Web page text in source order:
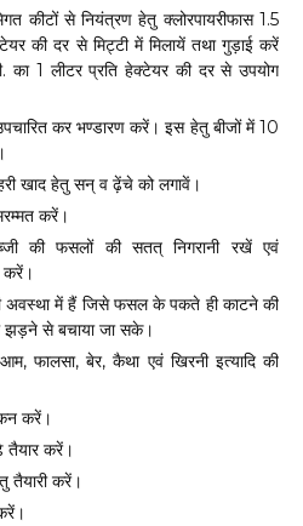
कीटों से नियंत्रण हेतु क्लोरपायरीफास 1.5
की दर से मिट्टी में मिलायें तथा गुड़ाई करें
का 1 लीटर प्रति हेक्टेयर की दर से उपयोग
उपचारित कर भण्डारण करें। इस हेतु बीजों में 10
खाद हेतु सन् व ढ़ेंचे को लगावें।
करें।
की फसलों की सतत् निगरानी रखें एवं
करें।
अवस्था में हैं जिसे फसल के पकते ही काटने की
झड़ने से बचाया जा सके।
फालसा, बेर, कैथा एवं खिरनी इत्यादि की
करें।
तैयार करें।
तैयारी करें।